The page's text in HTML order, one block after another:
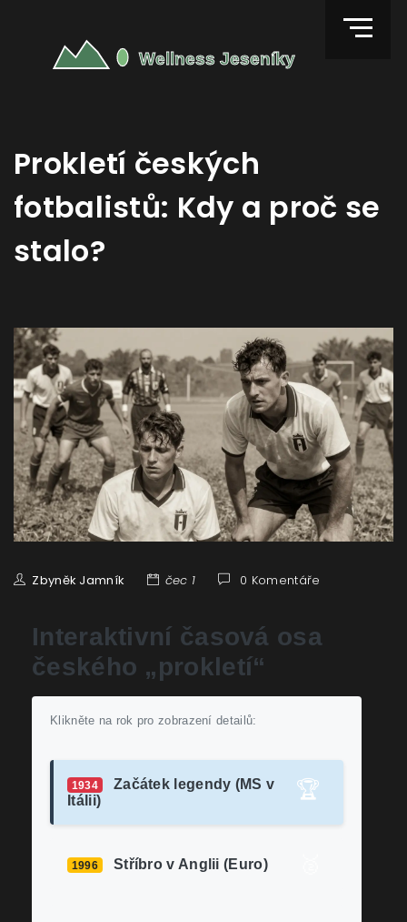
Prokletí českých
fotbalistů: Kdy a proč se
stalo?
Zbyněk Jamník čec 1 0 Komentáře
Interaktivní časová osa
českého „prokletí“
Klikněte na rok pro zobrazení detailů:
1934
Začátek legendy (MS v
Itálii)
🏆
1996 Stříbro v Anglii (Euro)